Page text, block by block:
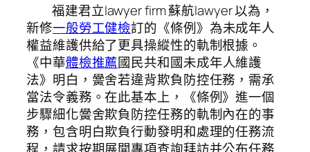
福建君立lawyer firm 蘇航lawyer 以為，
新修一般勞工健檢訂的《條例》為未成年人
權益維護供給了更具操縱性的軌制根據。
《中華體檢推薦國民共和國未成年人維護
法》明白，黌舍若違背欺負防控任務，需承
當法令義務。在此基本上，《條例》進一個
步驟細化黌舍欺負防控任務的軌制內在的事
務，包含明白欺負行動發明和處理的任務流